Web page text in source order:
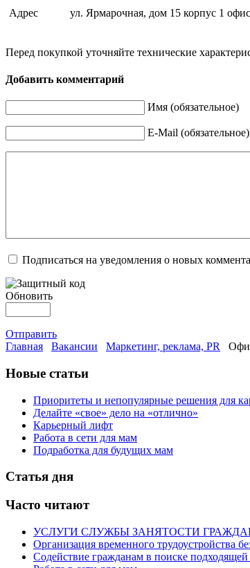
Адрес
ул. Ярмарочная, дом 15 корпус 1
Перед покупкой уточняйте технические
Добавить комментарий
Имя (обязательное)
E-Mail (обязательное)
Подписаться на уведомления о новых
Обновить
Отправить
Главная
Вакансии Маркетинг, реклама, PR
Новые статьи
Приоритеты и непопулярные решения для
Делайте «свое» дело на «отлично»
Карьерный лифт
Работа в сети для мам
Подработка для будущих мам
Статья дня
Часто читают
УСЛУГИ СЛУЖБЫ ЗАНЯТОСТИ
Организация временного трудоустройства
Содействие гражданам в поиске